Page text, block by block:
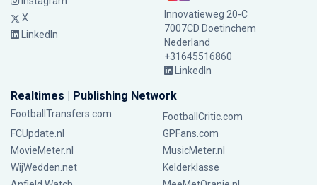
X
LinkedIn
Innovatieweg 20-C
7007CD Doetinchem
Nederland
+31645516860
LinkedIn
Realtimes | Publishing Network
FootballTransfers.com
FootballCritic.com
FCUpdate.nl
GPFans.com
MovieMeter.nl
MusicMeter.nl
WijWedden.net
Kelderklasse